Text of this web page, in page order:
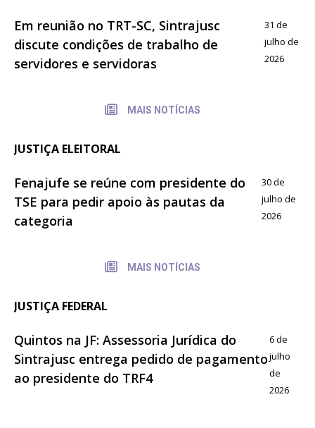
Em reunião no TRT-SC, Sintrajusc
discute condições de trabalho de
servidores e servidoras
31 de
julho de
2026
MAIS NOTÍCIAS
JUSTIÇA ELEITORAL
Fenajufe se reúne com presidente do
TSE para pedir apoio às pautas da
categoria
30 de
julho de
2026
MAIS NOTÍCIAS
JUSTIÇA FEDERAL
Quintos na JF: Assessoria Jurídica do
Sintrajusc entrega pedido de pagamento
ao presidente do TRF4
6 de
julho
de
2026